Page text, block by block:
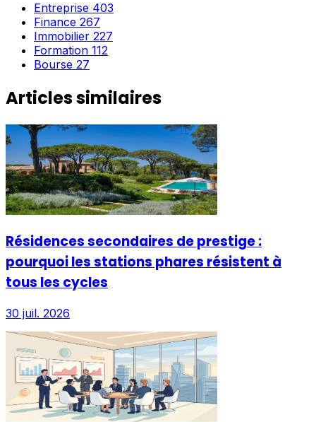
Entreprise 403
Finance 267
Immobilier 227
Formation 112
Bourse 27
Articles similaires
Résidences secondaires de prestige :
pourquoi les stations phares résistent à
tous les cycles
30 juil. 2026